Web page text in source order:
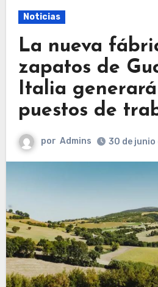
Noticias
La nueva
zapatos de
Italia
puestos de
por Admins 30 de junio